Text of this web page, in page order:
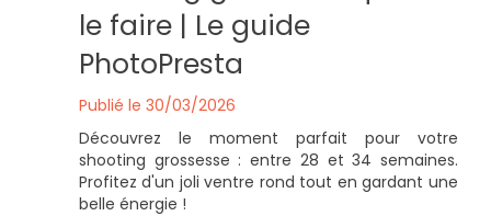
le faire | Le guide
PhotoPresta
Publié le 30/03/2026
Découvrez le moment parfait pour votre
shooting grossesse : entre 28 et 34 semaines.
Profitez d'un joli ventre rond tout en gardant une
belle énergie !